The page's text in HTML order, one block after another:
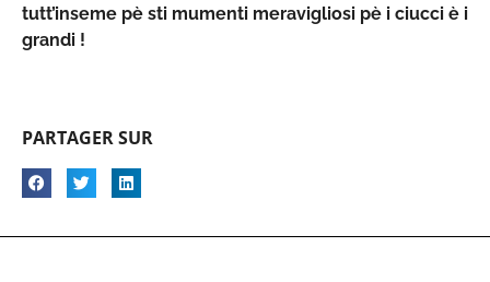
tutt’inseme pè sti mumenti meravigliosi pè i ciucci è i
grandi !
PARTAGER SUR